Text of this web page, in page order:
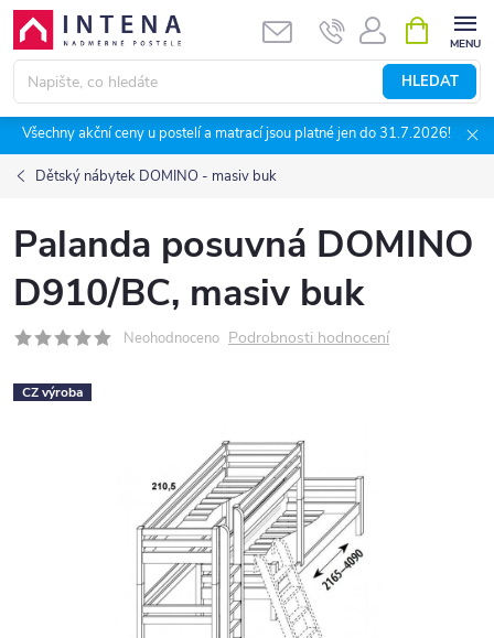
Přejít
obsah
HLEDAT
NÁKUPNÍ
KOŠÍK
Všechny akční ceny u postelí a matrací jsou platné jen do 31.7.2026!
Dětský nábytek DOMINO - masiv buk
Palanda posuvná DOMINO
D910/BC, masiv buk
Neohodnoceno Podrobnosti hodnocení
CZ výroba